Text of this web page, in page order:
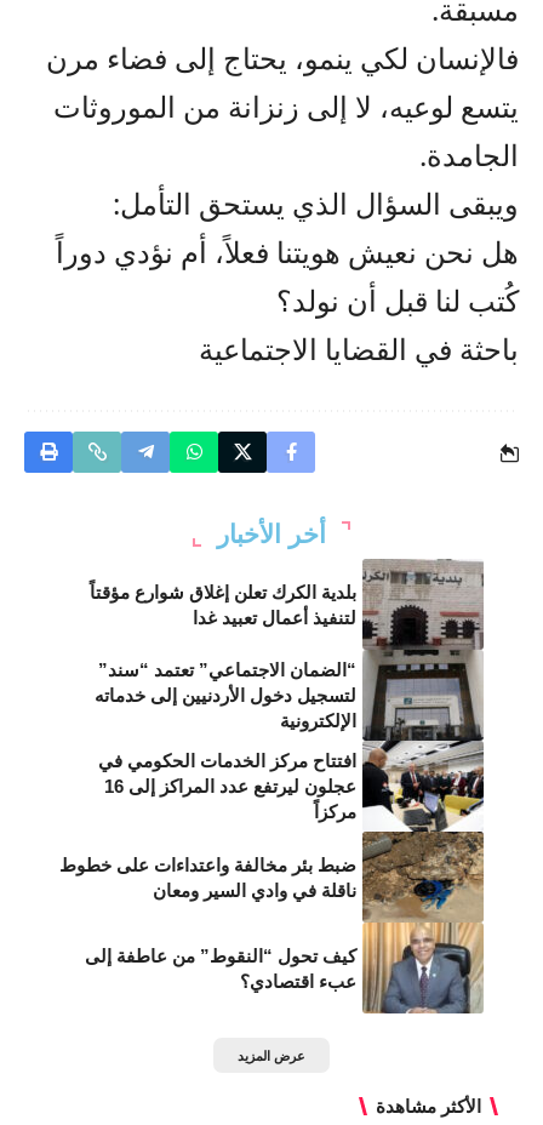
مسبقة.
فالإنسان لكي ينمو، يحتاج إلى فضاء مرن
يتسع لوعيه، لا إلى زنزانة من الموروثات
الجامدة.
ويبقى السؤال الذي يستحق التأمل:
هل نحن نعيش هويتنا فعلاً، أم نؤدي دوراً
كُتب لنا قبل أن نولد؟
باحثة في القضايا الاجتماعية
أخر الأخبار
بلدية الكرك تعلن إغلاق شوارع مؤقتاً
لتنفيذ أعمال تعبيد غدا
“الضمان الاجتماعي” تعتمد “سند”
لتسجيل دخول الأردنيين إلى خدماته
الإلكترونية
افتتاح مركز الخدمات الحكومي في
عجلون ليرتفع عدد المراكز إلى 16
مركزاً
ضبط بئر مخالفة واعتداءات على خطوط
ناقلة في وادي السير ومعان
كيف تحول “النقوط” من عاطفة إلى
عبء اقتصادي؟
عرض المزيد
الأكثر مشاهدة